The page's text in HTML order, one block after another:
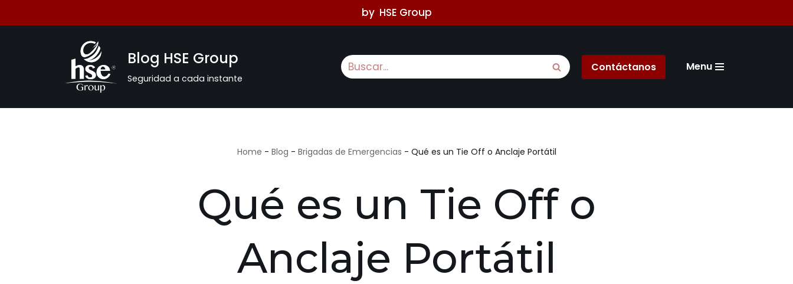
by HSE Group
Blog HSE Group
Seguridad a cada instante
Contáctanos Menu
Home - Blog - Brigadas de Emergencias - Qué es un Tie Off o Anclaje Portátil
Qué es un Tie Off o
Anclaje Portátil